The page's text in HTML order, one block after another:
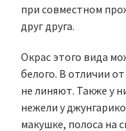
при совместном
друг друга.
Окрас этого вида
белого. В отличии
не линяют. Также у
нежели у
макушке, полоса на